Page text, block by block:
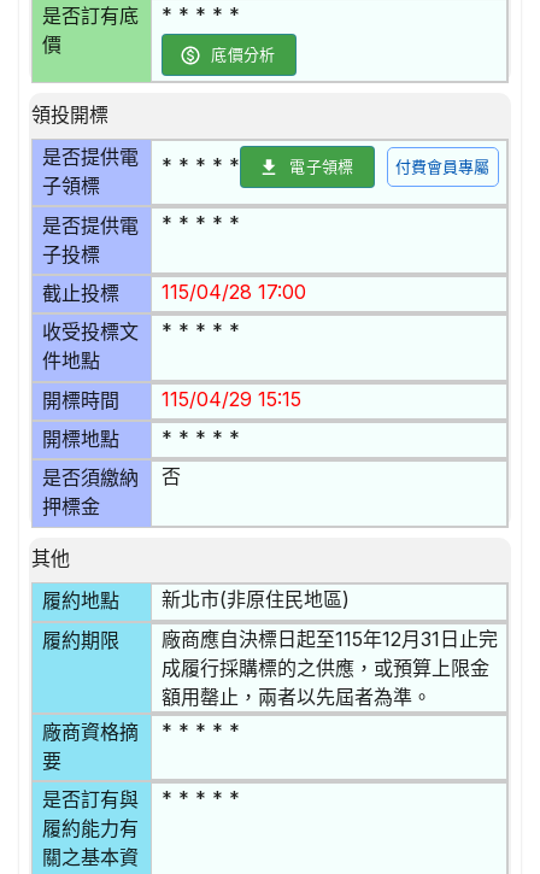
是否訂有底
價
* * * * *
底價分析
領投開標
是否提供電
子領標
* * * * * 電子領標 付費會員專屬
是否提供電
子投標
* * * * *
截止投標 115/04/28 17:00
收受投標文
件地點
* * * * *
開標時間 115/04/29 15:15
開標地點 * * * * *
是否須繳納
押標金
否
其他
履約地點
新北市(非原住民地區)
履約期限
廠商應自決標日起至115年12月31日止完
成履行採購標的之供應，或預算上限金
額用罄止，兩者以先屆者為準。
廠商資格摘
要
* * * * *
是否訂有與
履約能力有
關之基本資
* * * * *